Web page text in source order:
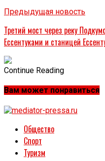
Предыдущая новость
Третий мост через реку
Ессентуками и станицей
Continue Reading
Вам может понравиться
Общество
Спорт
Туризм